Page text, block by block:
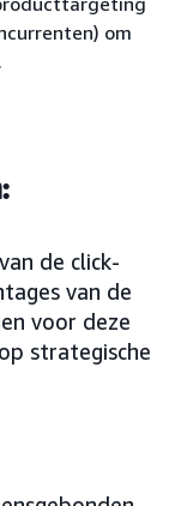
om
de click-
van de
voor deze
strategische